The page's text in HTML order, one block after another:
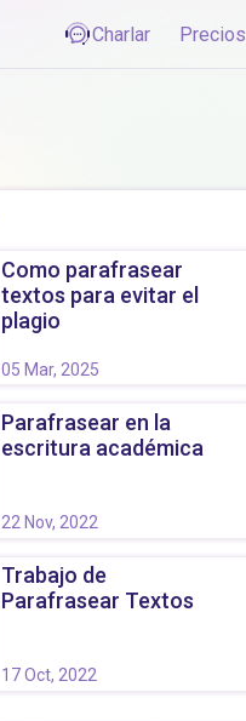
Charlar Precios
Como parafrasear
textos para evitar el
plagio
05 Mar, 2025
Parafrasear en la
escritura académica
22 Nov, 2022
Trabajo de
Parafrasear Textos
17 Oct, 2022